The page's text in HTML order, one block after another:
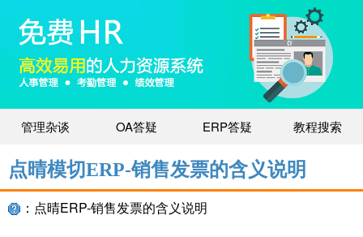
管理杂谈 OA答疑 ERP答疑 教程搜索
点晴模切ERP-销售发票的含义说明
：点晴ERP-销售发票的含义说明